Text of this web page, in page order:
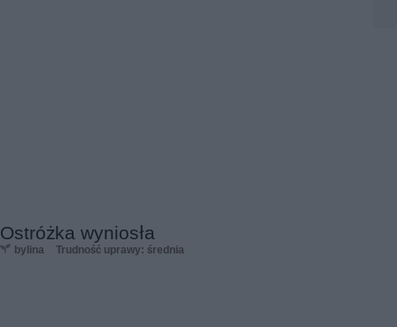
Ostróżka wyniosła
bylina Trudność uprawy: średnia